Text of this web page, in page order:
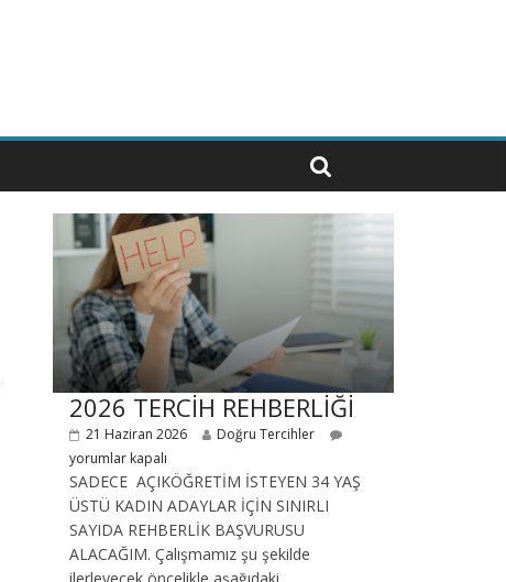
2026 TERCİH REHBERLİĞİ
21 Haziran 2026
Doğru Tercihler
yorumlar kapalı
SADECE AÇIKÖĞRETİM İSTEYEN 34 YAŞ
ÜSTÜ KADIN ADAYLAR İÇİN SINIRLI
SAYIDA REHBERLİK BAŞVURUSU
ALACAĞIM. Çalışmamız şu şekilde